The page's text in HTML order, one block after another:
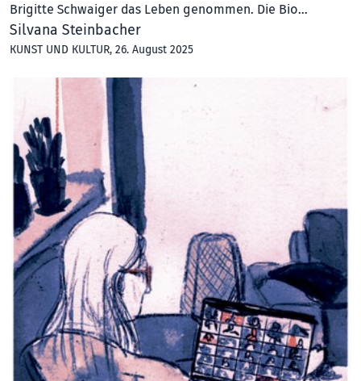
Brigitte Schwaiger das Leben genommen. Die Bio…
Silvana Steinbacher
KUNST UND KULTUR, 26. August 2025